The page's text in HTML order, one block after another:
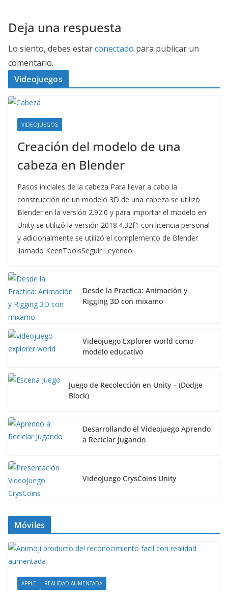
Deja una respuesta
Lo siento, debes estarconectado para publicar un
comentario.
Videojuegos
VIDEOJUEGOS
Creación del modelo de una
cabeza en Blender
Pasos iniciales de la cabeza Para llevar a cabo la
construcción de un modelo 3D de una cabeza se utilizó
Blender en la versión 2.92.0 y para importar el modelo en
Unity se utilizó la versión 2018.4.32f1 con licencia personal
y adicionalmente se utilizó el complemento de Blender
llamado KeenToolsSeguir Leyendo
Desde la Practica: Animación y
Rigging 3D con mixamo
Videojuego Explorer world como
modelo educativo
Juego de Recolección en Unity – (Dodge
Block)
Desarrollando el Videojuego Aprendo
a Reciclar Jugando
VideoJuego CrysCoins Unity
Móviles
APPLE REALIDAD AUMENTADA